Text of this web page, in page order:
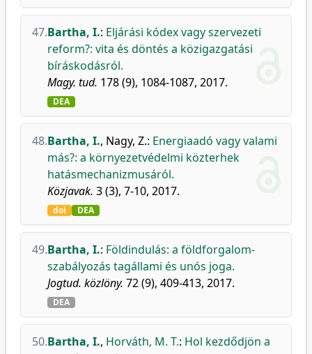
47.Bartha, I.: Eljárási kódex vagy szervezeti
reform?: vita és döntés a közigazgatási
bíráskodásról.
Magy. tud. 178 (9), 1084-1087, 2017.
DEA
48.Bartha, I., Nagy, Z.: Energiaadó vagy valami
más?: a környezetvédelmi közterhek
hatásmechanizmusáról.
Közjavak. 3 (3), 7-10, 2017.
doi DEA
49.Bartha, I.: Földindulás: a földforgalom-
szabályozás tagállami és unós joga.
Jogtud. közlöny. 72 (9), 409-413, 2017.
DEA
50.Bartha, I., Horváth, M. T.: Hol kezdődjön a